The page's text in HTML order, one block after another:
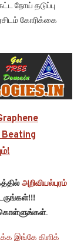
நோய் தடுப்பு
கோரிக்கை
Beating
அறிவியல்புரம்
கொள்ளுங்கள்.
இங்கே கிளிக்